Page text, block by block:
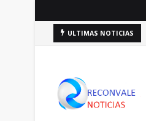
ULTIMAS NOTICIAS